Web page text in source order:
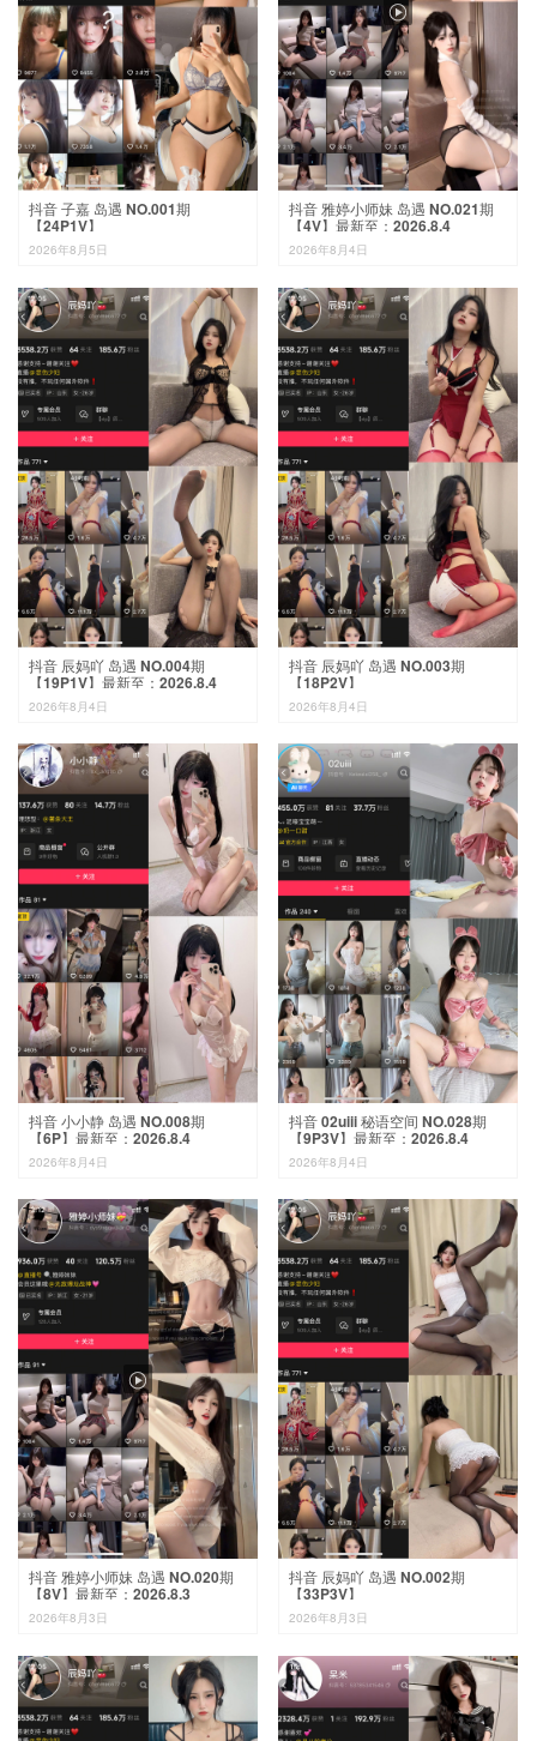
抖音 子嘉 岛遇 NO.001期
【24P1V】
2026年8月5日

抖音 雅婷小师妹 岛遇 NO.021期
【4V】最新至：2026.8.4
2026年8月4日
抖音 辰妈吖 岛遇 NO.004期
【19P1V】最新至：2026.8.4
2026年8月4日
抖音 辰妈吖 岛遇 NO.003期
【18P2V】
2026年8月4日
抖音 小小静 岛遇 NO.008期
【6P】最新至：2026.8.4
2026年8月4日
抖音 02uiii 秘语空间 NO.028期
【9P3V】最新至：2026.8.4
2026年8月4日

抖音 雅婷小师妹 岛遇 NO.020期
【8V】最新至：2026.8.3
2026年8月3日
抖音 辰妈吖 岛遇 NO.002期
【33P3V】
2026年8月3日